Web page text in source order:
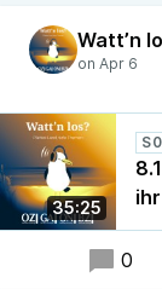
35:25
0